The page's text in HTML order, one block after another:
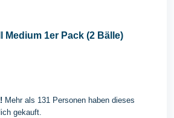
Medium 1er Pack (2 Bälle)
Mehr als 131 Personen haben dieses
gekauft.